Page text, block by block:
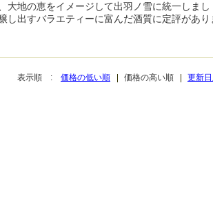
大地の恵をイメージして出羽ノ雪に統一しまし
出すバラエティーに富んだ酒質に定評があり
表示順 : 価格の低い順 価格の高い順 更新